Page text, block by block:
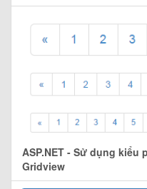
ASP.NET - Sử dụng
Gridview